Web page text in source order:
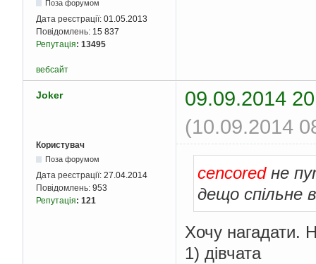
Поза форумом
Дата реєстрації: 01.05.2013
Повідомлень: 15 837
Репутація: 13495
вебсайт
Joker
09.09.2014
(10.09.2014
Користувач
Поза форумом
Дата реєстрації: 27.04.2014
Повідомлень: 953
Репутація: 121
cencoredне
дещо спільне в
Хочу нагадати.
1) дівчата